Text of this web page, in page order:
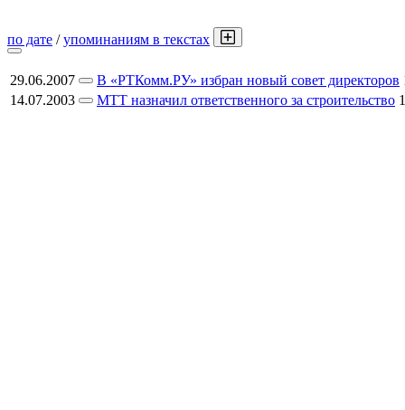
по дате /упоминаниям в текстах
29.06.2007 В «РТКомм.РУ» избран новый совет директоров
14.07.2003
МТТ назначил ответственного за строительство 1